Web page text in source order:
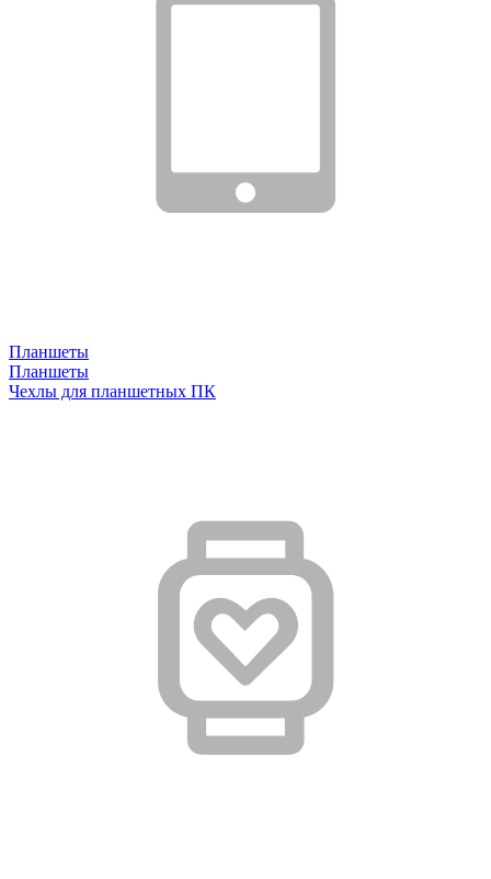
Планшеты
Планшеты
Чехлы для планшетных ПК